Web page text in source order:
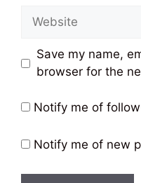
Website
Save my name,
browser for the
Notify me of
Notify me of new